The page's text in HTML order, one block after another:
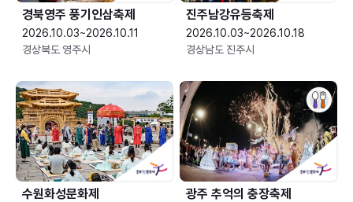
경북영주 풍기인삼축제
2026.10.03~2026.10.11
경상북도 영주시
진주남강유등축제
2026.10.03~2026.10.18
경상남도 진주시
수원화성문화제 광주 추억의 충장축제